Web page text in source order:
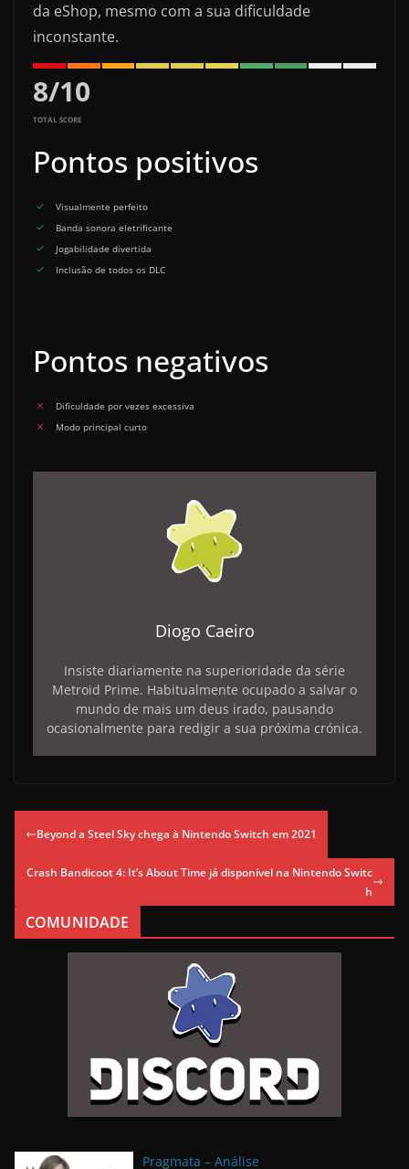
da eShop, mesmo com a sua dificuldade
inconstante.
8/10
TOTAL SCORE
Pontos positivos
Visualmente perfeito
Banda sonora eletrificante
Jogabilidade divertida
Inclusão de todos os DLC
Pontos negativos
Dificuldade por vezes excessiva
Modo principal curto
Diogo Caeiro
Insiste diariamente na superioridade da série
Metroid Prime. Habitualmente ocupado a salvar o
mundo de mais um deus irado, pausando
ocasionalmente para redigir a sua próxima crónica.
Beyond a Steel Sky chega à Nintendo Switch em 2021
Crash Bandicoot 4: It’s About Time já disponível na Nintendo Switc
h
COMUNIDADE
Pragmata – Análise